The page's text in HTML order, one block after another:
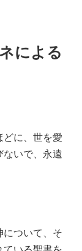
による
どに、世を愛
ないで、永遠
ついて、そ